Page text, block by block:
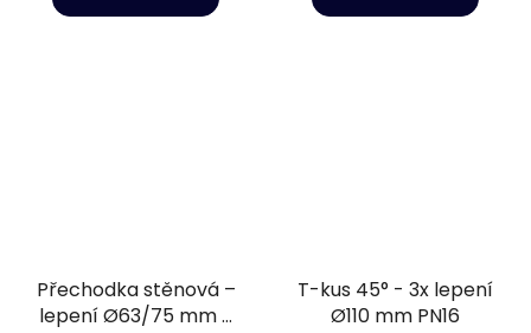
Přechodka stěnová –
lepení Ø63/75 mm +
T-kus 45° - 3x lepení
Ø110 mm PN16